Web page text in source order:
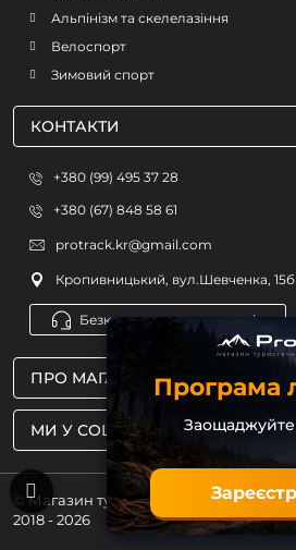
МИ У СОЦМЕРЕЖАХ
ПРО МАГАЗИН
Альпінізм та скелелазіння
Велоспорт
Зимовий спорт
КОНТАКТИ
+380 (99) 495 37 28
+380 (67) 848 58 61
protrack.kr@gmail.com
Кропивницький, вул.Шевченка, 15б
Безкоштовна консультація
© Магазин туристичного
2018 - 2026
Програма
Заощаджуйте